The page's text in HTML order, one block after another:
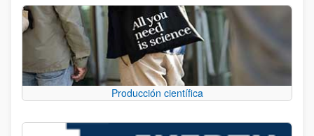
Producción científica